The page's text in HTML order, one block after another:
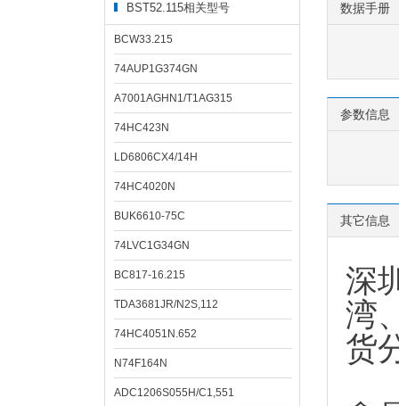
BST52.115相关型号
BCW33.215
74AUP1G374GN
A7001AGHN1/T1AG315
74HC423N
LD6806CX4/14H
74HC4020N
BUK6610-75C
74LVC1G34GN
BC817-16.215
TDA3681JR/N2S,112
74HC4051N.652
N74F164N
ADC1206S055H/C1,551
数据手册
参数信息
其它信息
深
湾
货